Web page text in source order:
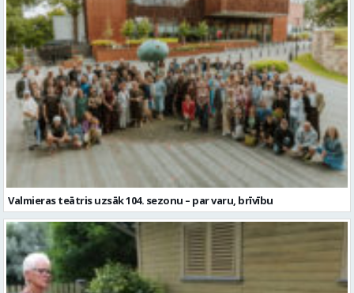
Valmieras teātris uzsāk 104. sezonu – par varu, brīvību